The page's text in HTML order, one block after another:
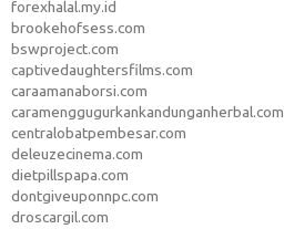
forexhalal.my.id
brookehofsess.com
bswproject.com
captivedaughtersfilms.com
caraamanaborsi.com
caramenggugurkankandunganherbal.com
centralobatpembesar.com
deleuzecinema.com
dietpillspapa.com
dontgiveuponnpc.com
droscargil.com